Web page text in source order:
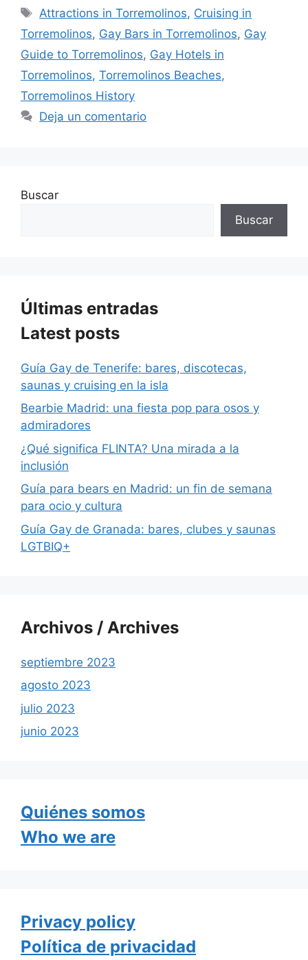
Etiquetas
Attractions in Torremolinos, Cruising in
Torremolinos, Gay Bars in Torremolinos, Gay
Guide to Torremolinos, Gay Hotels in
Torremolinos, Torremolinos Beaches,
Torremolinos History
Deja un comentario
Buscar
Buscar
Últimas entradas
Latest posts
Guía Gay de Tenerife: bares, discotecas,
saunas y cruising en la isla
Bearbie Madrid: una fiesta pop para osos y
admiradores
¿Qué significa FLINTA? Una mirada a la
inclusión
Guía para bears en Madrid: un fin de semana
para ocio y cultura
Guía Gay de Granada: bares, clubes y saunas
LGTBIQ+
Archivos / Archives
septiembre 2023
agosto 2023
julio 2023
junio 2023
Quiénes somos
Who we are
Privacy policy
Política de privacidad